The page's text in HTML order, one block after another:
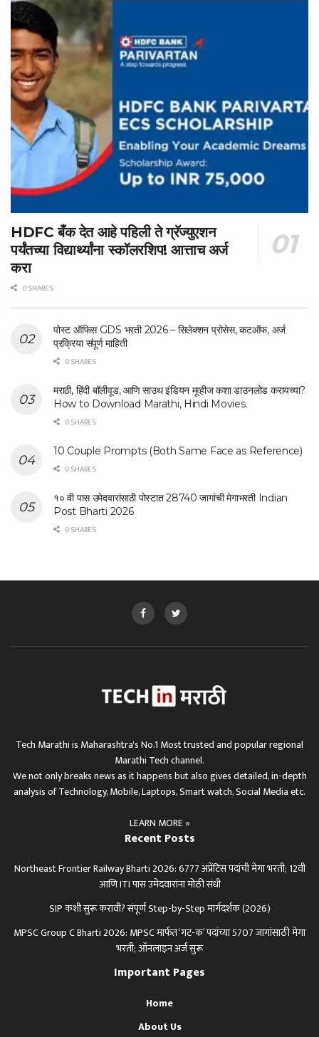
HDFC बँक देत आहे पहिली ते ग्रॅज्युएशन
पर्यंतच्या विद्यार्थ्यांना स्कॉलरशिप! आत्ताच अर्ज
करा
0 SHARES
पोस्ट ऑफिस GDS भरती 2026 – सिलेक्शन प्रोसेस, कटऑफ, अर्ज
प्रक्रिया संपूर्ण माहिती
0 SHARES
मराठी, हिंदी बॉलीवूड, आणि साउथ इंडियन मूव्हीज कशा डाउनलोड करायच्या?
How to Download Marathi, Hindi Movies.
0 SHARES
10 Couple Prompts (Both Same Face as Reference)
0 SHARES
१० वी पास उमेदवारांसाठी पोस्टात 28740 जागांची मेगाभरती Indian
Post Bharti 2026
0 SHARES
Tech Marathi is Maharashtra's No.1 Most trusted and popular regional
Marathi Tech channel.
We not only breaks news as it happens but also gives detailed, in-depth
analysis of Technology, Mobile, Laptops, Smart watch, Social Media etc.
LEARN MORE »
Recent Posts
Northeast Frontier Railway Bharti 2026: 6777 अप्रेंटिस पदांची मेगा भरती; 12वी
आणि ITI पास उमेदवारांना मोठी संधी
SIP कशी सुरू करावी? संपूर्ण Step-by-Step मार्गदर्शक (2026)
MPSC Group C Bharti 2026: MPSC मार्फत ‘गट-क’ पदांच्या 5707 जागांसाठी मेगा
भरती; ऑनलाइन अर्ज सुरू
Important Pages
Home
About Us